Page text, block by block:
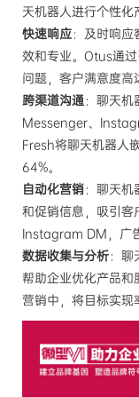
天机器人进行个性化
快速响应：及时响
效和专业。Otus通
问题，客户满意度高
跨渠道沟通：聊天
Messenger、
Fresh将聊天机器人
64%。
自动化营销：聊天
和促销信息，吸引
Instagram DM，广
数据收集与分析：
帮助企业优化产品和
营销中，将目标实现